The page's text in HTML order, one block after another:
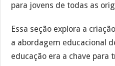
para jovens de todas as
Essa seção explora a
a abordagem educacional
educação era a chave para